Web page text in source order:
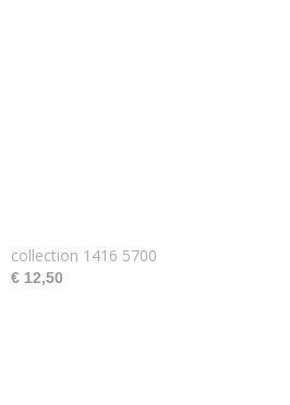
collection 1416 5700
€ 12,50